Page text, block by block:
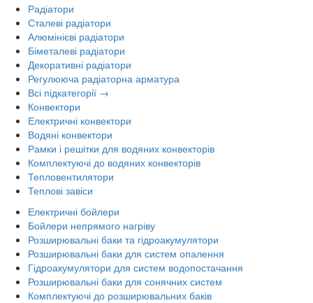
Радіатори
Сталеві радіатори
Алюмінієві радіатори
Біметалеві радіатори
Декоративні радіатори
Регулююча радіаторна арматура
Всі підкатегорії →
Конвектори
Електричні конвектори
Водяні конвектори
Рамки і решітки для водяних конвекторів
Комплектуючі до водяних конвекторів
Тепловентилятори
Теплові завіси
Електричні бойлери
Бойлери непрямого нагріву
Розширювальні баки та гідроакумулятори
Розширювальні баки для систем опалення
Гідроакумулятори для систем водопостачання
Розширювальні баки для сонячних систем
Комплектуючі до розширювальних баків